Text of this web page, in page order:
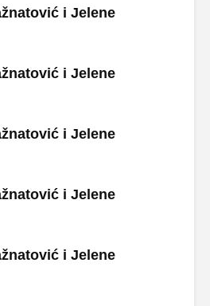
i Jelene
i Jelene
i Jelene
i Jelene
i Jelene